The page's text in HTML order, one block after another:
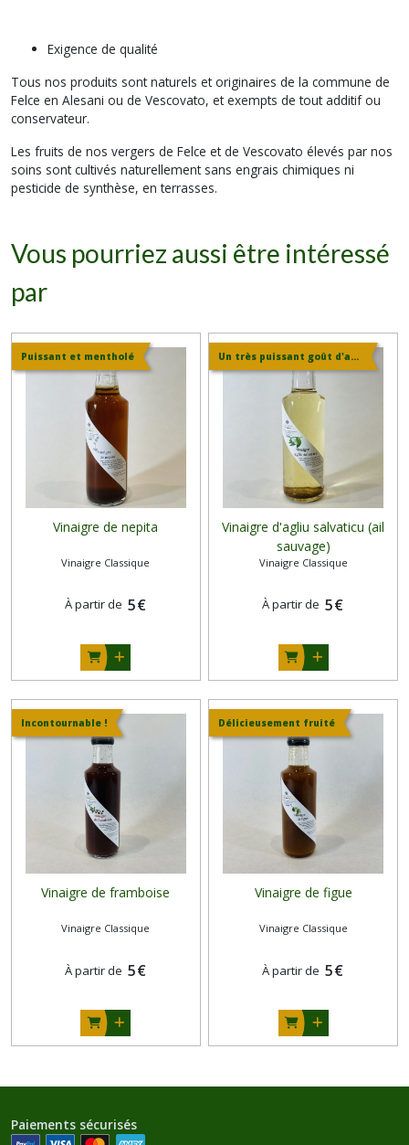
Exigence de qualité
Tous nos produits sont naturels et originaires de la commune de
Felce en Alesani ou de Vescovato, et exempts de tout additif ou
conservateur.
Les fruits de nos vergers de Felce et de Vescovato élevés par nos
soins sont cultivés naturellement sans engrais chimiques ni
pesticide de synthèse, en terrasses.
Vous pourriez aussi être intéressé
par
Puissant et mentholé
Vinaigre de nepita
Vinaigre Classique
À partir de 5€
Un très puissant goût d'ail sauvage
Vinaigre d'agliu salvaticu (ail
sauvage)
Vinaigre Classique
À partir de 5€
Incontournable !
Vinaigre de framboise
Vinaigre Classique
À partir de 5€
Délicieusement fruité
Vinaigre de figue
Vinaigre Classique
À partir de 5€
Paiements sécurisés